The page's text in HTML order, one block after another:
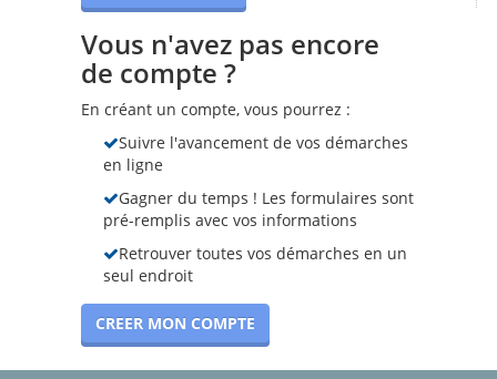
Vous n'avez pas encore
de compte ?
En créant un compte, vous pourrez :
Suivre l'avancement de vos démarches
en ligne
Gagner du temps ! Les formulaires sont
pré-remplis avec vos informations
Retrouver toutes vos démarches en un
seul endroit
CREER MON COMPTE